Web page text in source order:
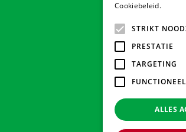
Cookiebeleid.
STRIKT
PRESTATIE
TARGETING
FUNCTIONEEL
ALLES